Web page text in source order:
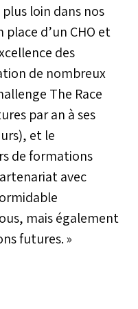
loin dans nos
d’un CHO et
des
de nombreux
The Race
par an à ses
et le
de formations
avec
mais également
futures. »